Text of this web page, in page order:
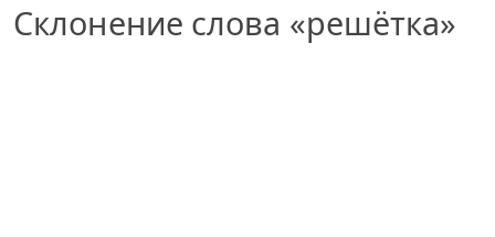
Склонение слова «решётка»